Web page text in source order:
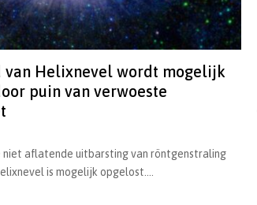
van Helixnevel wordt mogelijk
puin van verwoeste
niet aflatende uitbarsting van röntgenstraling
is mogelijk opgelost....